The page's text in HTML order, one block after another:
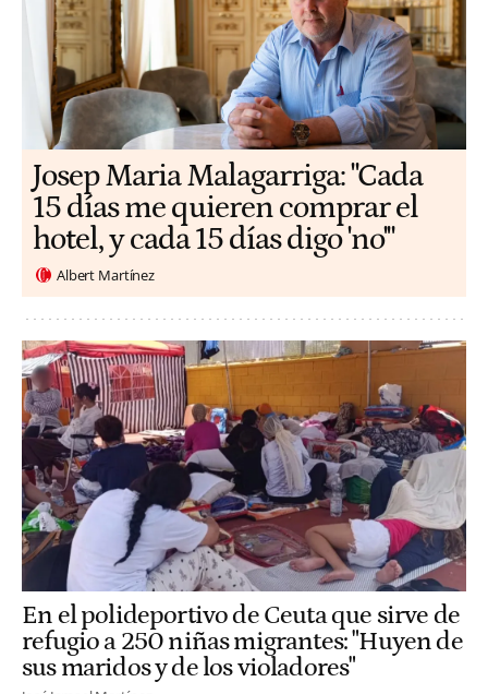
​​Josep Maria Malagarriga: "Cada
15 días me quieren comprar el
hotel, y cada 15 días digo 'no'"
Albert Martínez
En el polideportivo de Ceuta que sirve de
refugio a 250 niñas migrantes: "Huyen de
sus maridos y de los violadores"